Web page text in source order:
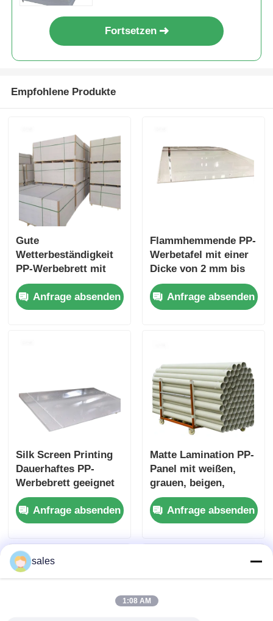
Fortsetzen
Empfohlene Produkte
Gute
Wetterbeständigkeit
PP-Werbebrett mit
glatter oder matter
Oberfläche geeignet
für verschiedene
Anfrage absenden
Flammhemmende PP-
Werbetafel mit einer
Dicke von 2 mm bis
10 mm und guter
Witterungsbeständigk
eit, geeignet für
Anfrage absenden
Silk Screen Printing
Dauerhaftes PP-
Werbebrett geeignet
für
Einzelhandelsbildschi
rme Ausstellungen
Anfrage absenden
Matte Lamination PP-
Panel mit weißen,
grauen, beigen,
weißen, weißen,
weißen, weißen,
weißen, weißen,
weißen, weißen,
weißen, weißen,
weißen, weißen,
Anfrage absenden
sales
1:08 AM